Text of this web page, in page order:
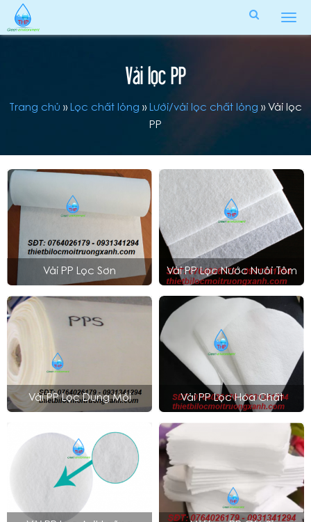
Vải lọc PP
Trang chủ » Lọc chất lỏng » Lưới/vải lọc chất lỏng » Vải lọc
PP
Vải PP Lọc Sơn Vải PP Lọc Nước Nuôi Tôm
Vải PP Lọc Dung Môi Vải PP Lọc Hóa Chất